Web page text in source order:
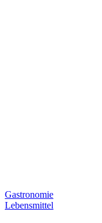
Gastronomie
Lebensmittel